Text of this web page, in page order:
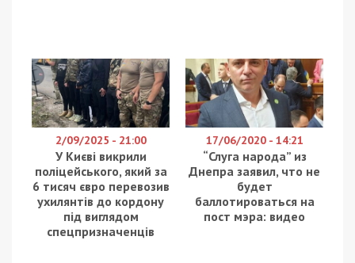
2/09/2025 - 21:00
У Києві викрили
поліцейського, який за
6 тисяч євро перевозив
ухилянтів до кордону
під виглядом
спецпризначенців
17/06/2020 - 14:21
“Слуга народа” из
Днепра заявил, что не
будет
баллотироваться на
пост мэра: видео